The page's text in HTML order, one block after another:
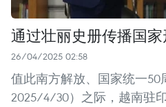
通过壮丽史册传播国
26/04/2025 02:58
值此南方解放、国家统一50
2025/4/30）之际，越南驻